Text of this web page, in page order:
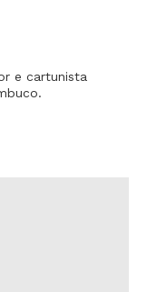
e cartunista